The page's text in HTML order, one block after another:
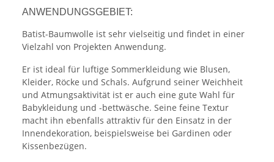
ANWENDUNGSGEBIET:
Batist-Baumwolle ist sehr vielseitig und findet in einer
Vielzahl von Projekten Anwendung.
Er ist ideal für luftige Sommerkleidung wie Blusen,
Kleider, Röcke und Schals. Aufgrund seiner Weichheit
und Atmungsaktivität ist er auch eine gute Wahl für
Babykleidung und -bettwäsche. Seine feine Textur
macht ihn ebenfalls attraktiv für den Einsatz in der
Innendekoration, beispielsweise bei Gardinen oder
Kissenbezügen.